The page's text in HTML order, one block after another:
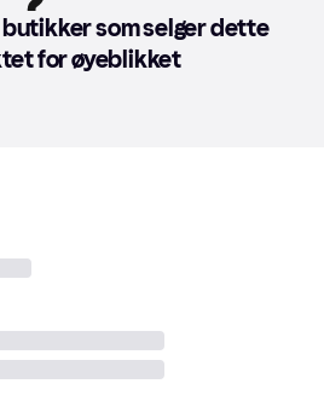
butikker som selger dette
for øyeblikket